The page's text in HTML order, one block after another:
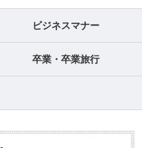
ビジネスマナー
卒業・卒業旅行